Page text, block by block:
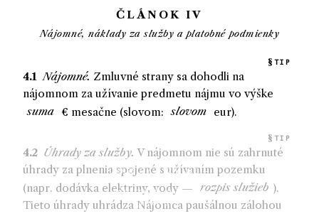
ČLÁNOK IV
Nájomné, náklady za služby a platobné podmienky
TIP
4.1 Nájomné. Zmluvné strany sa dohodli na
nájomnom za užívanie predmetu nájmu vo výške
€ mesačne (slovom:
eur).
TIP
4.2 Úhrady za služby. V nájomnom nie sú zahrnuté
úhrady za plnenia spojené s užívaním pozemku
(napr. dodávka elektriny, vody —
).
Tieto úhrady uhrádza Nájomca paušálnou zálohou